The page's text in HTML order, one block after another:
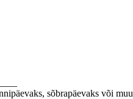
sõbrapäevaks või